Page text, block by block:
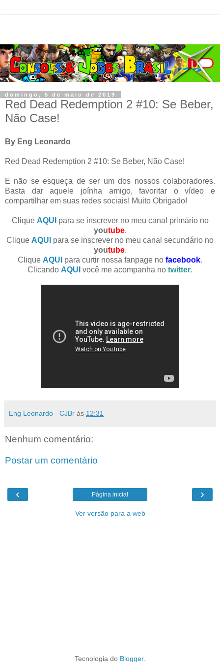
domingo, 5 de maio de 2019
Red Dead Redemption 2 #10: Se Beber,
Não Case!
By Eng Leonardo
Red Dead Redemption 2 #10: Se Beber, Não Case!
E não se esqueça de ser um dos nossos colaboradores.
Basta dar aquele joínha amigo, favoritar o vídeo e
compartilhar em suas redes sociais! Muito Obrigado!
Clique AQUI para se inscrever no meu canal primário no
youtube.
Clique AQUI para se inscrever no meu canal secundário no
youtube.
Clique AQUI para curtir nossa fanpage no facebook.
Clicando AQUI você me acompanha no twitter.
Eng Leonardo - CJBr às 12:31
Nenhum comentário:
Postar um comentário
‹ ›
Página inicial
Ver versão para a web
Tecnologia do Blogger.